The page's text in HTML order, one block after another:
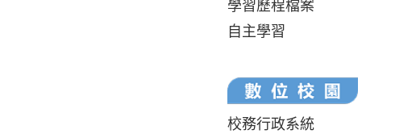
學習歷程檔案
自主學習
校務行政系統